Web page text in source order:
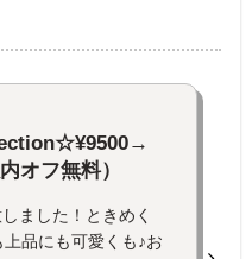
オフ無料）
ました！ときめく
品にも可愛くも♪お